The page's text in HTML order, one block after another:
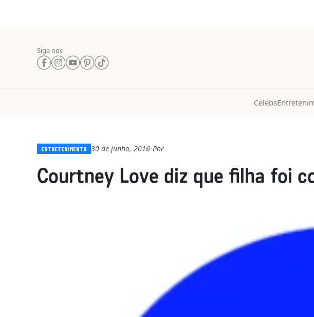
Siga nos
Celebs
ENTRETENIMENTO 30 de junho, 2016•Por
Courtney Love diz que filha foi